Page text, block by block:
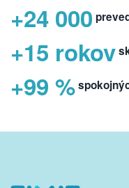
+24 000
+15 rokov
+99 %